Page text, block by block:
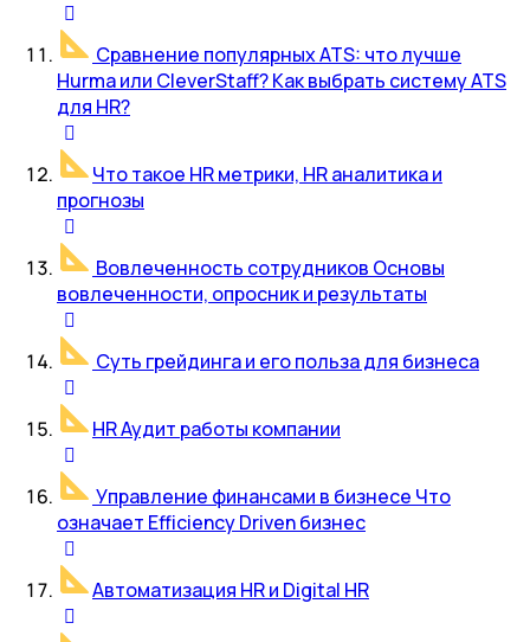
Сравнение популярных ATS: что лучше
Hurma или CleverStaff? Как выбрать систему ATS
для HR?
Что такое HR метрики, HR аналитика и
прогнозы
Вовлеченность сотрудников Основы
вовлеченности, опросник и результаты
Суть грейдинга и его польза для бизнеса
HR Аудит работы компании
Управление финансами в бизнесе Что
означает Efficiency Driven бизнес
Автоматизация HR и Digital HR